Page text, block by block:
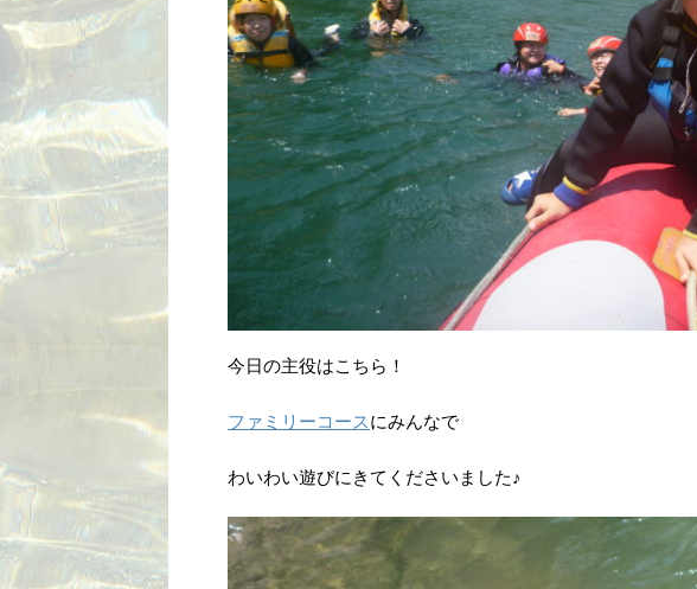
今日の主役はこちら！
ファミリーコースにみんなで
わいわい遊びにきてくださいました♪